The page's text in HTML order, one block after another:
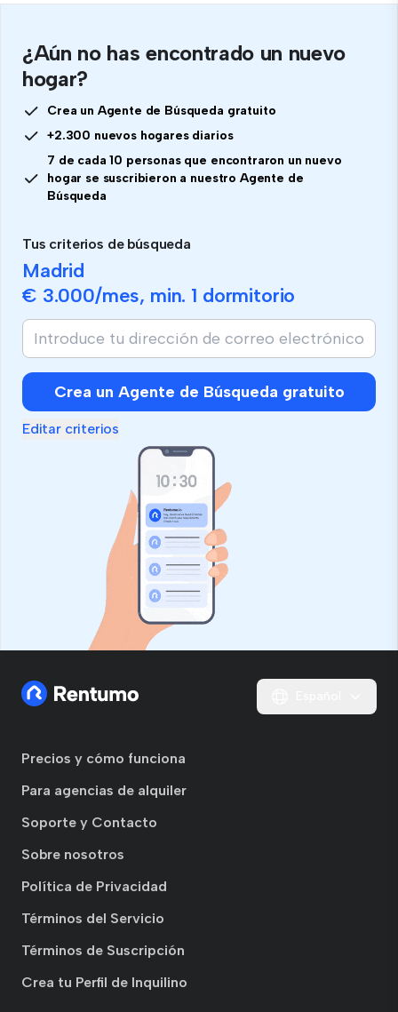
¿Aún no has encontrado un nuevo
hogar?
Crea un Agente de Búsqueda gratuito
+2.300 nuevos hogares diarios
7 de cada 10 personas que encontraron un nuevo
hogar se suscribieron a nuestro Agente de
Búsqueda
Tus criterios de búsqueda
Madrid
€ 3.000/mes, min. 1 dormitorio
Crea un Agente de Búsqueda gratuito
Editar criterios
Precios y cómo funciona
Para agencias de alquiler
Soporte y Contacto
Sobre nosotros
Política de Privacidad
Términos del Servicio
Términos de Suscripción
Crea tu Perfil de Inquilino